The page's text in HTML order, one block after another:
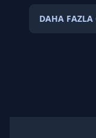
DAHA FAZLA